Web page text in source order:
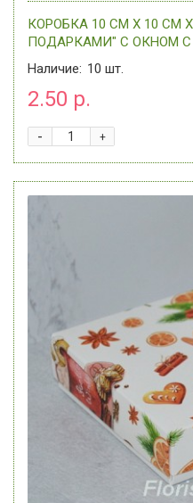
КОРОБКА 10 СМ Х 10 СМ
ПОДАРКАМИ" С ОКНОМ
Наличие: 10 шт.
2.50 р.
+
-